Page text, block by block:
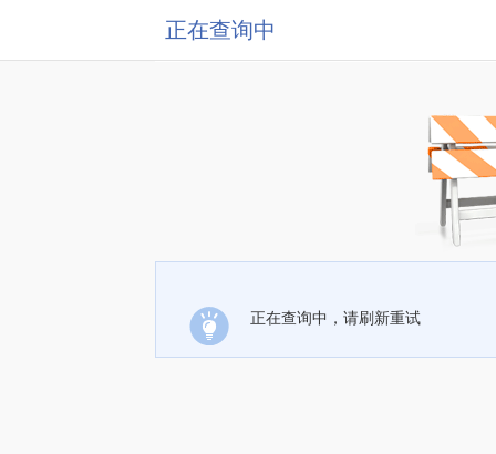
正在查询中
正在查询中，请刷新重试